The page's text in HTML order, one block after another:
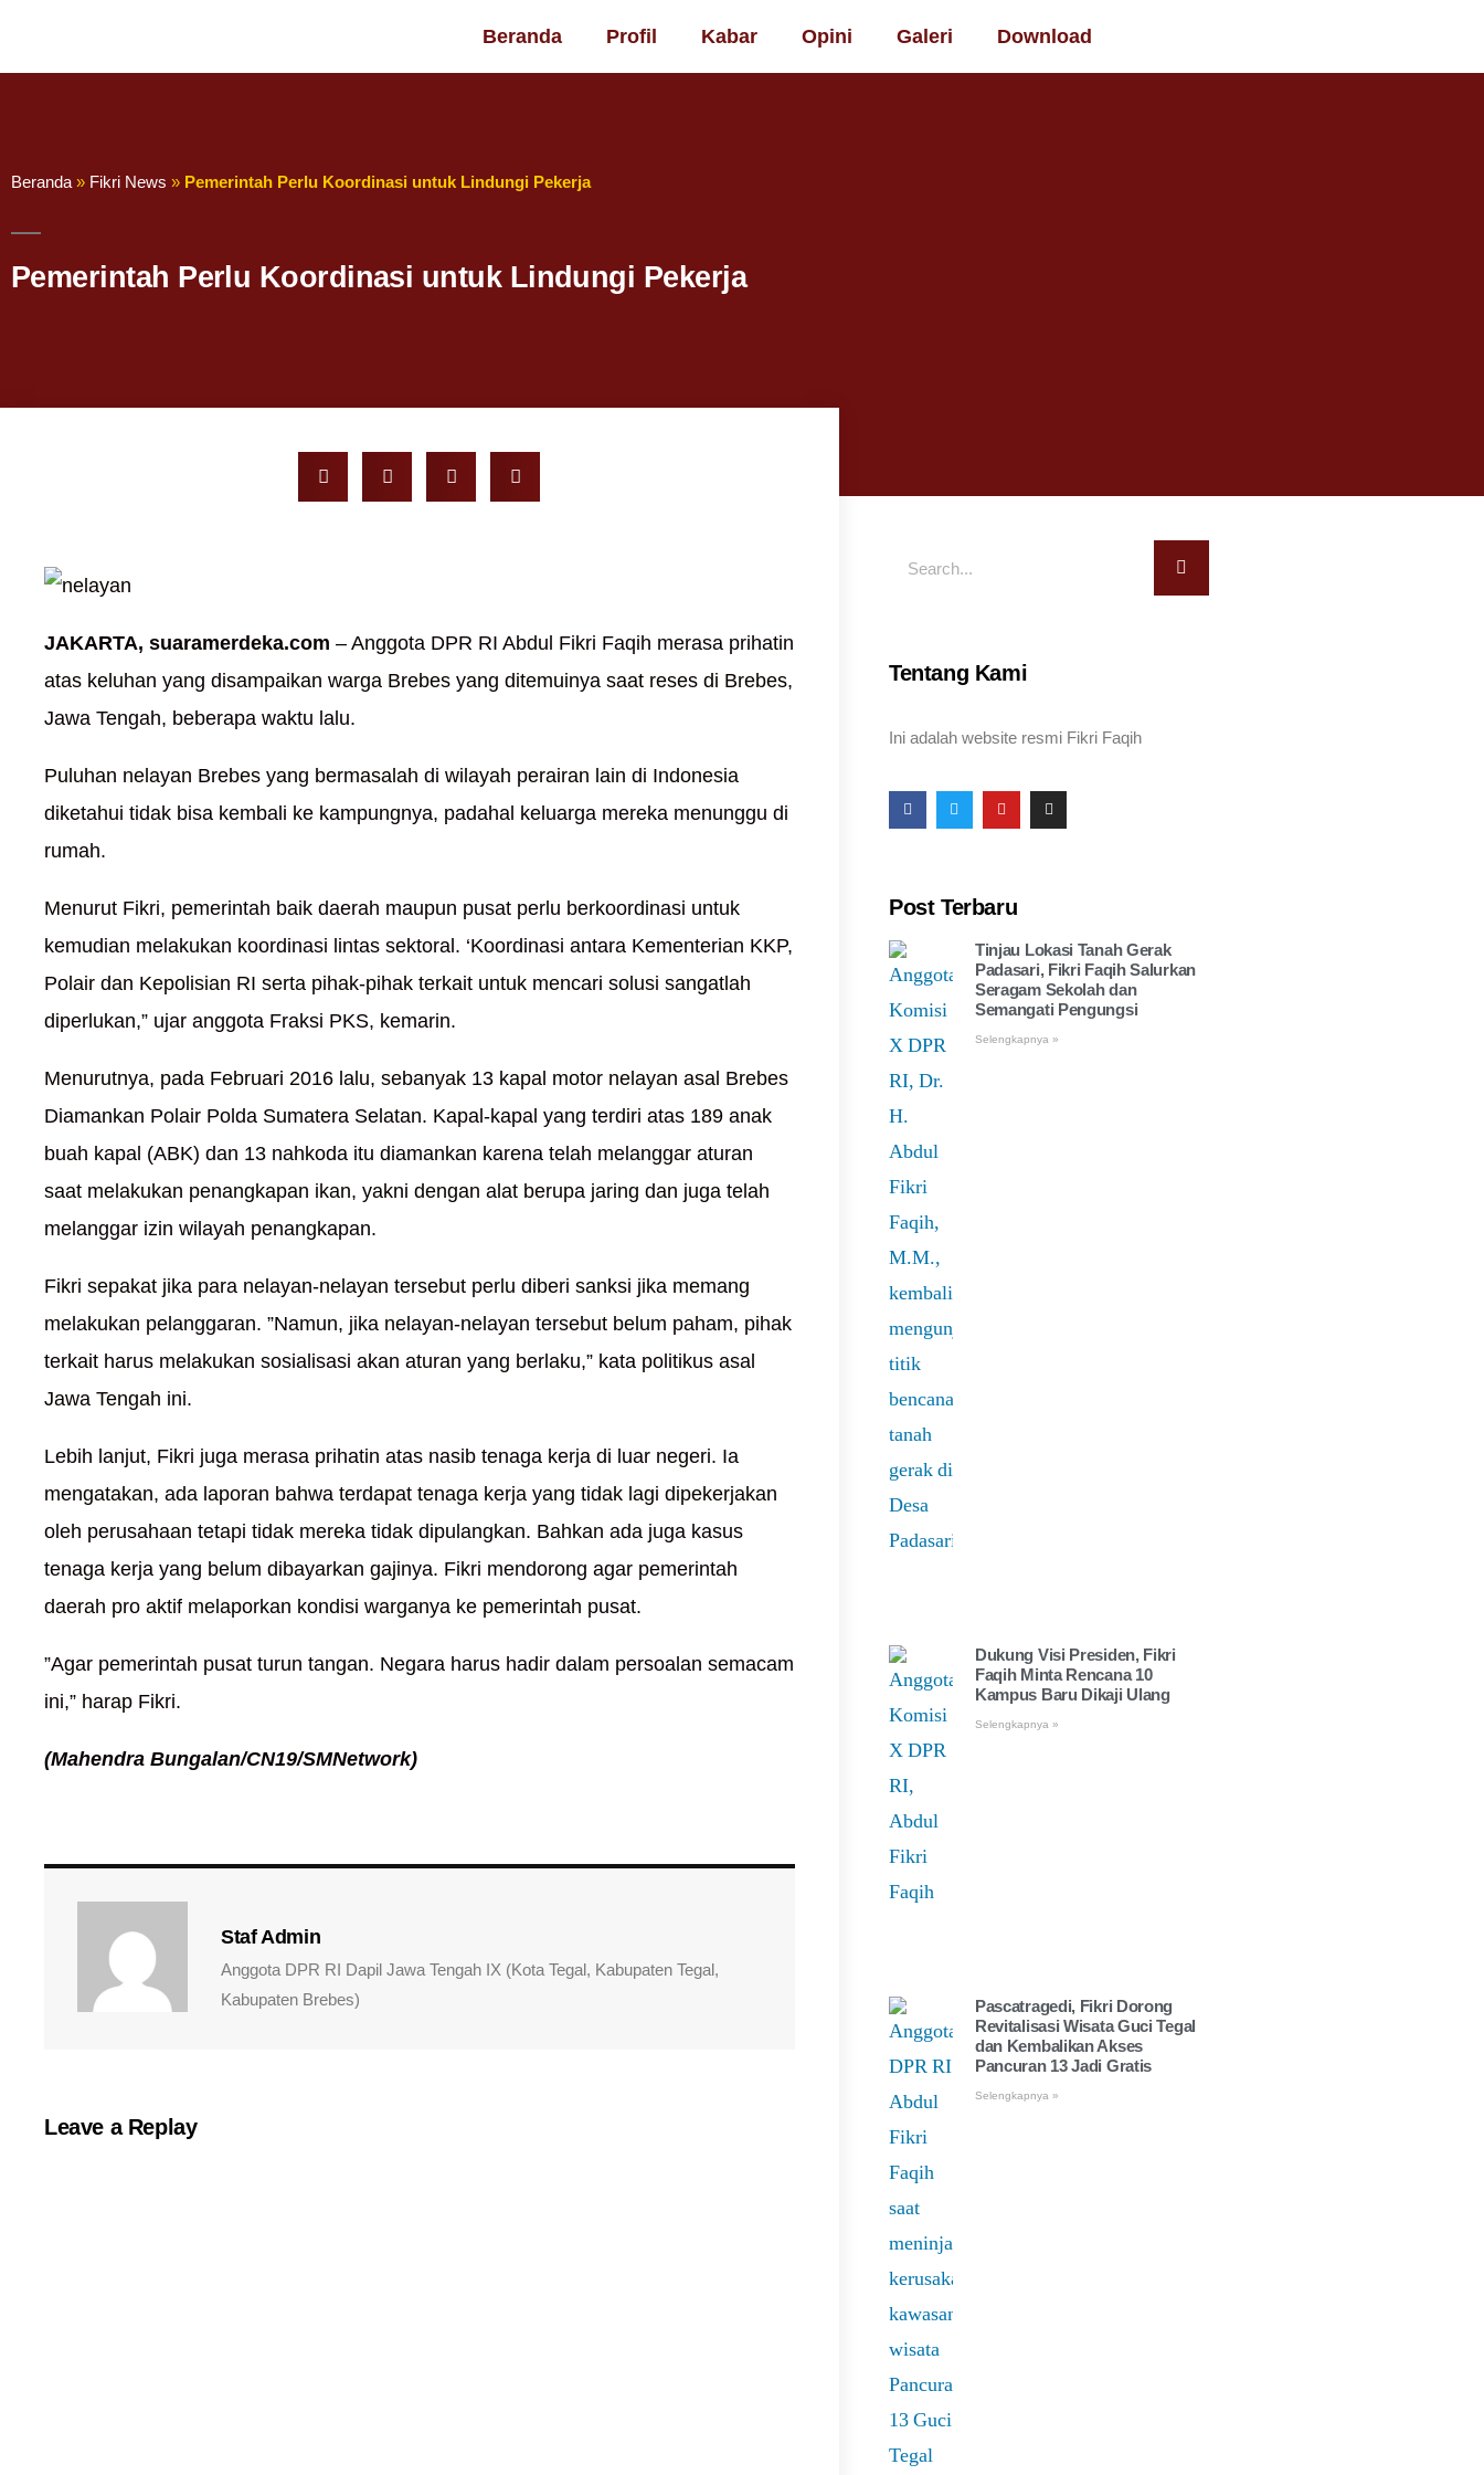
Beranda Profil Kabar Opini Galeri Download
Beranda » Fikri News » Pemerintah Perlu Koordinasi untuk Lindungi Pekerja
Pemerintah Perlu Koordinasi untuk Lindungi Pekerja
JAKARTA, suaramerdeka.com – Anggota DPR RI Abdul Fikri Faqih merasa prihatin
atas keluhan yang disampaikan warga Brebes yang ditemuinya saat reses di Brebes,
Jawa Tengah, beberapa waktu lalu.
Puluhan nelayan Brebes yang bermasalah di wilayah perairan lain di Indonesia
diketahui tidak bisa kembali ke kampungnya, padahal keluarga mereka menunggu di
rumah.
Menurut Fikri, pemerintah baik daerah maupun pusat perlu berkoordinasi untuk
kemudian melakukan koordinasi lintas sektoral. ‘Koordinasi antara Kementerian KKP,
Polair dan Kepolisian RI serta pihak-pihak terkait untuk mencari solusi sangatlah
diperlukan,” ujar anggota Fraksi PKS, kemarin.
Menurutnya, pada Februari 2016 lalu, sebanyak 13 kapal motor nelayan asal Brebes
Diamankan Polair Polda Sumatera Selatan. Kapal-kapal yang terdiri atas 189 anak
buah kapal (ABK) dan 13 nahkoda itu diamankan karena telah melanggar aturan
saat melakukan penangkapan ikan, yakni dengan alat berupa jaring dan juga telah
melanggar izin wilayah penangkapan.
Fikri sepakat jika para nelayan-nelayan tersebut perlu diberi sanksi jika memang
melakukan pelanggaran. ”Namun, jika nelayan-nelayan tersebut belum paham, pihak
terkait harus melakukan sosialisasi akan aturan yang berlaku,” kata politikus asal
Jawa Tengah ini.
Lebih lanjut, Fikri juga merasa prihatin atas nasib tenaga kerja di luar negeri. Ia
mengatakan, ada laporan bahwa terdapat tenaga kerja yang tidak lagi dipekerjakan
oleh perusahaan tetapi tidak mereka tidak dipulangkan. Bahkan ada juga kasus
tenaga kerja yang belum dibayarkan gajinya. Fikri mendorong agar pemerintah
daerah pro aktif melaporkan kondisi warganya ke pemerintah pusat.
”Agar pemerintah pusat turun tangan. Negara harus hadir dalam persoalan semacam
ini,” harap Fikri.
(Mahendra Bungalan/CN19/SMNetwork)
Staf Admin
Anggota DPR RI Dapil Jawa Tengah IX (Kota Tegal, Kabupaten Tegal,
Kabupaten Brebes)
Leave a Replay
Tentang Kami
Ini adalah website resmi Fikri Faqih
Post Terbaru
Tinjau Lokasi Tanah Gerak
Padasari, Fikri Faqih Salurkan
Seragam Sekolah dan
Semangati Pengungsi
Selengkapnya »
Dukung Visi Presiden, Fikri
Faqih Minta Rencana 10
Kampus Baru Dikaji Ulang
Selengkapnya »
Pascatragedi, Fikri Dorong
Revitalisasi Wisata Guci Tegal
dan Kembalikan Akses
Pancuran 13 Jadi Gratis
Selengkapnya »